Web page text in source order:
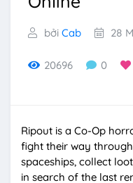
bởi Cab 28
20696 0
Ripout is a Co-Op
fight their way
spaceships, collect
in search of the last